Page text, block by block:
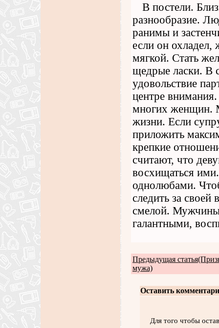
В постели.
разнообразие.
ранимы и
если он
мягкой. Стать
щедрые ласки. В
удовольствие
центре
многих женщин.
жизни. Если
приложить
крепкие
считают, что
восхищаться
однолюбами.
следить за
смелой.
галантными,
Предыдущая
мужа)
Оставить
Для того чтобы